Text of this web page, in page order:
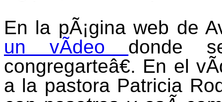
En la pÃ¡gina web de
un vÃ­deo donde
congregarteâ€. En el
a la pastora Patricia